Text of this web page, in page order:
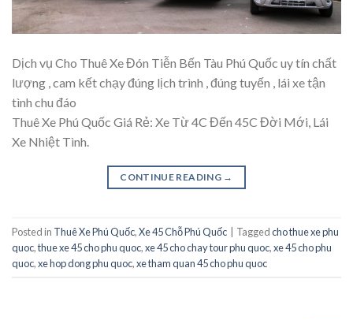
Dịch vụ Cho Thuê Xe Đón Tiễn Bến Tàu Phú Quốc uy tín chất
lượng , cam kết chạy đúng lịch trình , đúng tuyến , lái xe tận
tình chu đáo
Thuê Xe Phú Quốc Giá Rẻ: Xe Từ 4C Đến 45C Đời Mới, Lái
Xe Nhiệt Tình.
CONTINUE READING →
Posted in Thuê Xe Phú Quốc,Xe 45 Chỗ Phú Quốc | Taggedcho thue xe phu
quoc,thue xe 45 cho phu quoc,xe 45 cho chay tour phu quoc,xe 45 cho phu
quoc,xe hop dong phu quoc,xe tham quan 45 cho phu quoc